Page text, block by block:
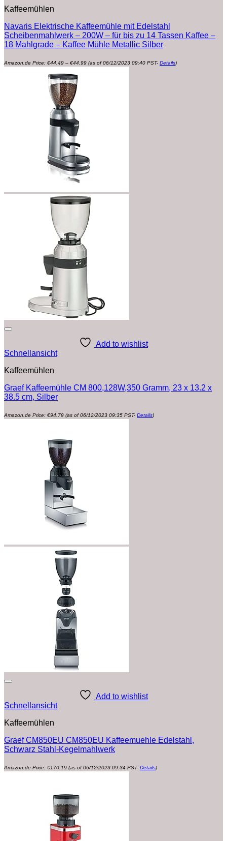
Kaffeemühlen
Navaris Elektrische Kaffeemühle mit Edelstahl
Scheibenmahlwerk – 200W – für bis zu 14 Tassen Kaffee –
18 Mahlgrade – Kaffee Mühle Metallic Silber
Amazon.de Price: €44.49 – €44.99
Preisspanne:
€44.49
(as of 06/12/2023 09:40 PST- Details)
Add to wishlist
Schnellansicht
Kaffeemühlen
Graef Kaffeemühle CM 800,128W,‎350 Gramm, 23 x 13.2 x
38.5 cm, Silber
Amazon.de Price: €94.79 (as of 06/12/2023 09:35 PST- Details)
Add to wishlist
Schnellansicht
Kaffeemühlen
Graef CM850EU CM850EU Kaffeemuehle Edelstahl,
Schwarz Stahl-Kegelmahlwerk
Amazon.de Price: €170.19 (as of 06/12/2023 09:34 PST- Details)